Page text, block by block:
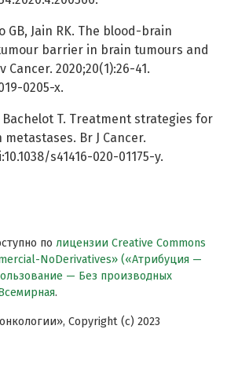
GB, Jain RK. The blood-brain
barrier in brain tumours and
Cancer. 2020;20(1):26-41.
0205-x.
Bachelot T. Treatment strategies for
Br J Cancer.
s41416-020-01175-y.
по лицензии Creative Commons
NoDerivatives» («Атрибуция —
— Без производных
.
Copyright (c) 2023